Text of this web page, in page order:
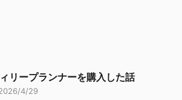
リープランナーを購入した話
4/29